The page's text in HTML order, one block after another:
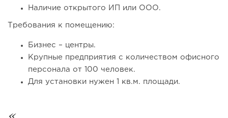
Франшиза кафе: рейтинг лучших франшиз общепита для
Наличие открытого ИП или ООО.
Требования к помещению:
Бизнес – центры.
Крупные предприятия с количеством офисного
персонала от 100 человек.
Для установки нужен 1 кв.м. площади.